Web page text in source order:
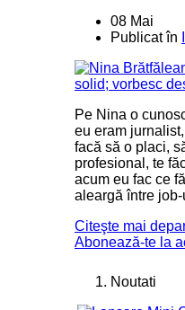
08 Mai
Publicat în
Pe Nina o
eu eram
facă să o placi,
profesional, te
acum eu fac ce
aleargă între
Citeşte mai
Abonează-te la
Noutati